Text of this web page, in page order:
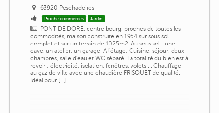
63920 Peschadoires
Proche commerces Jardin
PONT DE DORE, centre bourg, proches de toutes les
commodités, maison construite en 1954 sur sous sol
complet et sur un terrain de 1025m2. Au sous sol : une
cave, un atelier, un garage. A l'étage: Cuisine, séjour, deux
chambres, salle d'eau et WC séparé. La totalité du bien est à
revoir : électricité, isolation, fenêtres, volets.... Chauffage
au gaz de ville avec une chaudière FRISQUET de qualité.
Idéal pour [...]